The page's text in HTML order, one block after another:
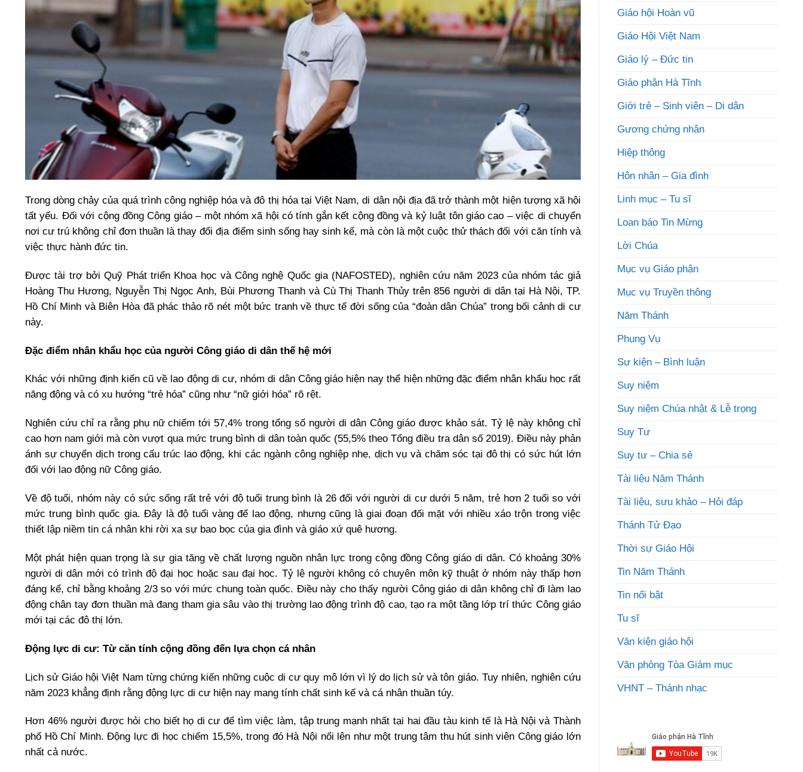
Trong dòng chảy của quá trình công nghiệp hóa và đô thị hóa tại Việt Nam, di dân nội địa đã trở thành một hiện tượng xã hội
tất yếu. Đối với cộng đồng Công giáo – một nhóm xã hội có tính gắn kết cộng đồng và kỷ luật tôn giáo cao – việc di chuyển
nơi cư trú không chỉ đơn thuần là thay đổi địa điểm sinh sống hay sinh kế, mà còn là một cuộc thử thách đối với căn tính và
việc thực hành đức tin.
Được tài trợ bởi Quỹ Phát triển Khoa học và Công nghệ Quốc gia (NAFOSTED), nghiên cứu năm 2023 của nhóm tác giả
Hoàng Thu Hương, Nguyễn Thị Ngọc Anh, Bùi Phương Thanh và Cù Thị Thanh Thủy trên 856 người di dân tại Hà Nội, TP.
Hồ Chí Minh và Biên Hòa đã phác thảo rõ nét một bức tranh về thực tế đời sống của “đoàn dân Chúa” trong bối cảnh di cư
này.
Đặc điểm nhân khẩu học của người Công giáo di dân thế hệ mới
Khác với những định kiến cũ về lao động di cư, nhóm di dân Công giáo hiện nay thể hiện những đặc điểm nhân khẩu học rất
năng động và có xu hướng “trẻ hóa” cũng như “nữ giới hóa” rõ rệt.
Nghiên cứu chỉ ra rằng phụ nữ chiếm tới 57,4% trong tổng số người di dân Công giáo được khảo sát. Tỷ lệ này không chỉ
cao hơn nam giới mà còn vượt qua mức trung bình di dân toàn quốc (55,5% theo Tổng điều tra dân số 2019). Điều này phản
ánh sự chuyển dịch trong cấu trúc lao động, khi các ngành công nghiệp nhẹ, dịch vụ và chăm sóc tại đô thị có sức hút lớn
đối với lao động nữ Công giáo.
Về độ tuổi, nhóm này có sức sống rất trẻ với độ tuổi trung bình là 26 đối với người di cư dưới 5 năm, trẻ hơn 2 tuổi so với
mức trung bình quốc gia. Đây là độ tuổi vàng để lao động, nhưng cũng là giai đoạn đối mặt với nhiều xáo trộn trong việc
thiết lập niềm tin cá nhân khi rời xa sự bao bọc của gia đình và giáo xứ quê hương.
Một phát hiện quan trọng là sự gia tăng về chất lượng nguồn nhân lực trong cộng đồng Công giáo di dân. Có khoảng 30%
người di dân mới có trình độ đại học hoặc sau đại học. Tỷ lệ người không có chuyên môn kỹ thuật ở nhóm này thấp hơn
đáng kể, chỉ bằng khoảng 2/3 so với mức chung toàn quốc. Điều này cho thấy người Công giáo di dân không chỉ đi làm lao
động chân tay đơn thuần mà đang tham gia sâu vào thị trường lao động trình độ cao, tạo ra một tầng lớp trí thức Công giáo
mới tại các đô thị lớn.
Động lực di cư: Từ căn tính cộng đồng đến lựa chọn cá nhân
Lịch sử Giáo hội Việt Nam từng chứng kiến những cuộc di cư quy mô lớn vì lý do lịch sử và tôn giáo. Tuy nhiên, nghiên cứu
năm 2023 khẳng định rằng động lực di cư hiện nay mang tính chất sinh kế và cá nhân thuần túy.
Hơn 46% người được hỏi cho biết họ di cư để tìm việc làm, tập trung mạnh nhất tại hai đầu tàu kinh tế là Hà Nội và Thành
phố Hồ Chí Minh. Động lực đi học chiếm 15,5%, trong đó Hà Nội nổi lên như một trung tâm thu hút sinh viên Công giáo lớn
nhất cả nước.
Giáo hội Hoàn vũ
Giáo Hội Việt Nam
Giáo lý – Đức tin
Giáo phận Hà Tĩnh
Giới trẻ – Sinh viên – Di dân
Gương chứng nhân
Hiệp thông
Hôn nhân – Gia đình
Linh mục – Tu sĩ
Loan báo Tin Mừng
Lời Chúa
Mục vụ Giáo phận
Mục vụ Truyền thông
Năm Thánh
Phụng Vụ
Sự kiện – Bình luận
Suy niệm
Suy niệm Chúa nhật & Lễ trọng
Suy Tư
Suy tư – Chia sẻ
Tài liệu Năm Thánh
Tài liệu, sưu khảo – Hỏi đáp
Thánh Tử Đạo
Thời sự Giáo Hội
Tin Năm Thánh
Tin nổi bật
Tu sĩ
Văn kiện giáo hội
Văn phòng Tòa Giám mục
VHNT – Thánh nhạc